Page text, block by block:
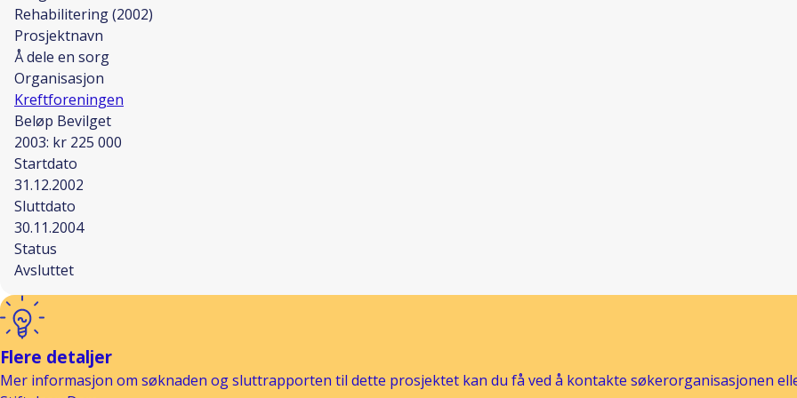
Rehabilitering (2002)
Prosjektnavn
Å dele en sorg
Organisasjon
Kreftforeningen
Beløp Bevilget
2003: kr 225 000
Startdato
31.12.2002
Sluttdato
30.11.2004
Status
Avsluttet
Flere detaljer
Mer informasjon om søknaden og sluttrapporten til dette prosjektet kan du få ved å kontakte søkerorganisasjonen